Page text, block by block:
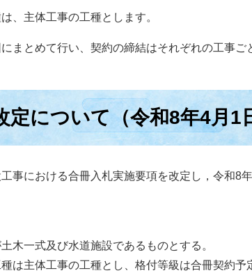
、主体工事の工種とします。
まとめて行い、契約の締結はそれぞれの工事ご
定について（令和8年4月1
事における合冊入札実施要項を改定し，令和8
木一式及び水道施設であるものとする。
は主体工事の工種とし、格付等級は合冊契約予